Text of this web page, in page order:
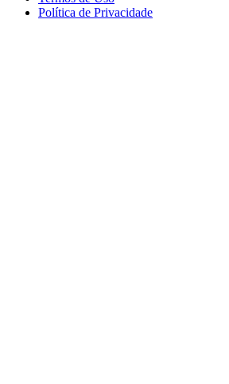
Política de Privacidade